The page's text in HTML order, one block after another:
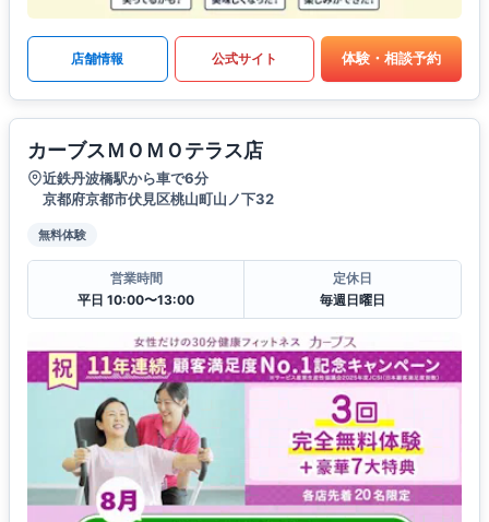
店舗情報 公式サイト 体験・相談予約
カーブスＭＯＭＯテラス店
近鉄丹波橋駅から車で6分
京都府京都市伏見区桃山町山ノ下32
無料体験
営業時間
平日 10:00〜13:00
定休日
毎週日曜日